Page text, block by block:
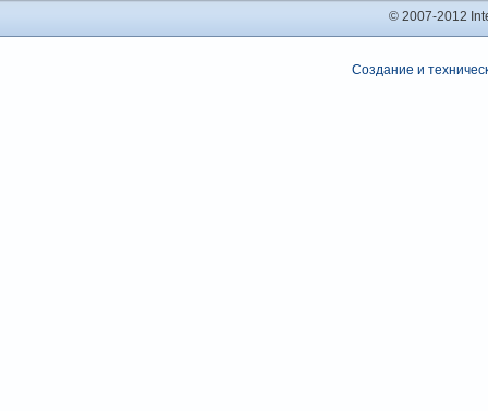
© 2007-2012
Создание и